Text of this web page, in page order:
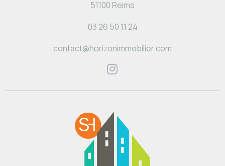
51100 Reims
03 26 50 11 24
contact@horizonimmobilier.com